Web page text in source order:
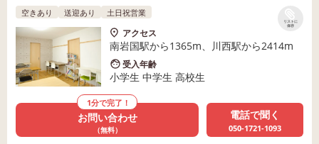
リストに
保存
空きあり 送迎あり 土日祝営業
アクセス
南岩国駅から1365m、川西駅から2414m
受入年齢
小学生 中学生 高校生
1分で完了！
お問い合わせ
（無料）
電話で聞く
050-1721-1093